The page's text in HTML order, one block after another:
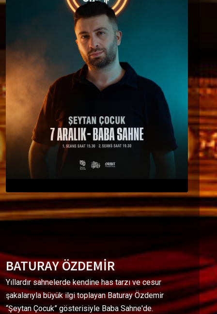
BATURAY ÖZDEMİR
Yıllardır sahnelerde kendine has tarzı ve cesur
şakalarıyla büyük ilgi toplayan Baturay Özdemir
“Şeytan Çocuk” gösterisiyle Baba Sahne'de.